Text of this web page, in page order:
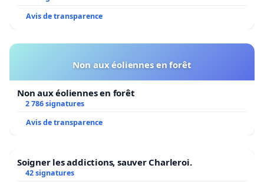
Avis de transparence
Non aux éoliennes en forêt
Non aux éoliennes en forêt
2 786 signatures
Avis de transparence
Soigner les addictions, sauver Charleroi.
42 signatures